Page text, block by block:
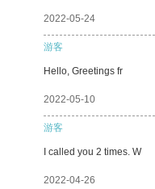
2022-05-24
游客
Hello, Greetings fr
2022-05-10
游客
I called you 2 times. W
2022-04-26